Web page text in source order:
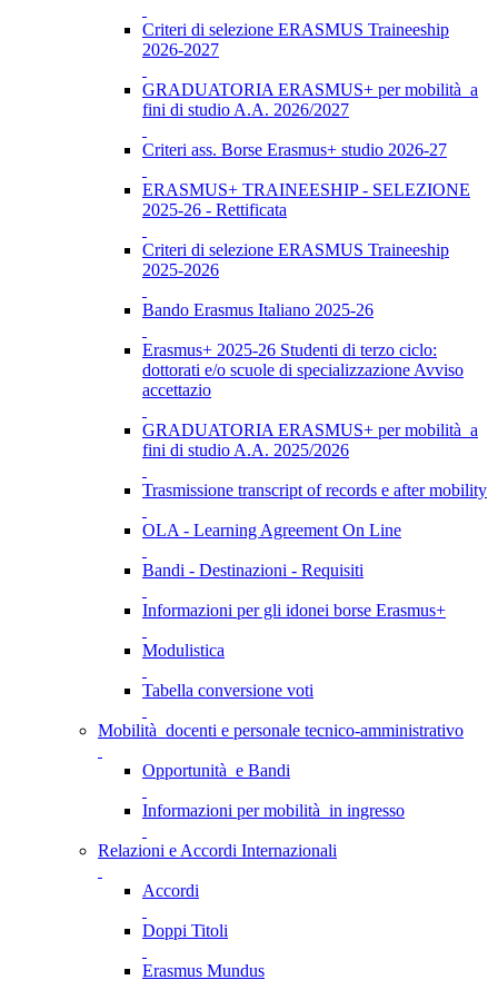
Criteri di selezione ERASMUS Traineeship
2026-2027
GRADUATORIA ERASMUS+ per mobilità a
fini di studio A.A. 2026/2027
Criteri ass. Borse Erasmus+ studio 2026-27
ERASMUS+ TRAINEESHIP - SELEZIONE
2025-26 - Rettificata
Criteri di selezione ERASMUS Traineeship
2025-2026
Bando Erasmus Italiano 2025-26
Erasmus+ 2025-26 Studenti di terzo ciclo:
dottorati e/o scuole di specializzazione Avviso
accettazio
GRADUATORIA ERASMUS+ per mobilità a
fini di studio A.A. 2025/2026
Trasmissione transcript of records e after mobility
OLA - Learning Agreement On Line
Bandi - Destinazioni - Requisiti
Informazioni per gli idonei borse Erasmus+
Modulistica
Tabella conversione voti
Mobilità docenti e personale tecnico-amministrativo
Opportunità e Bandi
Informazioni per mobilità in ingresso
Relazioni e Accordi Internazionali
Accordi
Doppi Titoli
Erasmus Mundus